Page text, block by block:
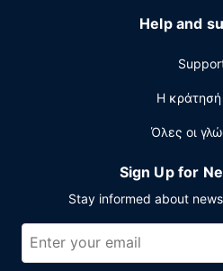
(Σαλαμάνκα); Αυτό το
είναι 349 τετραγωνικά μέτρα
χώρους μας θα βρείτε
Help and
Η
Όλες οι
Sign Up for
Stay informed about